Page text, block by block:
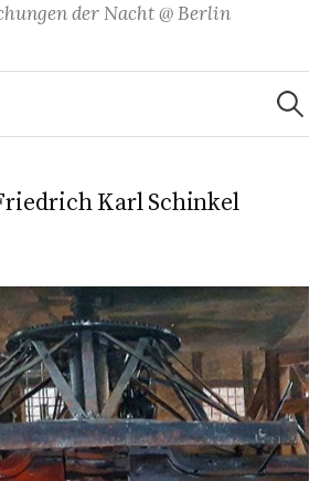
der Nacht @ Berlin
Suchen
nach:
Karl Schinkel